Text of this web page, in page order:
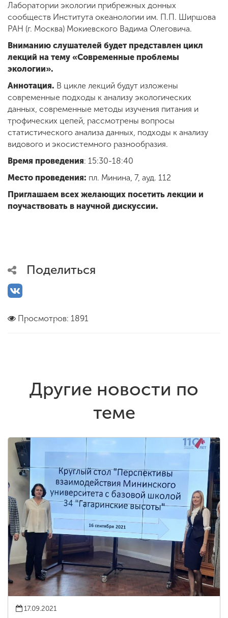
Приемная
комиссия
+7 (831) 262-26-20
Лаборатории экологии прибрежных донных
сообществ Института океанологии им. П.П. Ширшова
РАН (г. Москва) Мокиевского Вадима Олеговича.
Вниманию слушателей будет представлен цикл
лекций на тему «Современные проблемы
экологии».
Аннотация. В цикле лекций будут изложены
современные подходы к анализу экологических
данных, современные методы изучения питания и
трофических цепей, рассмотрены вопросы
статистического анализа данных, подходы к анализу
видового и экосистемного разнообразия.
Время проведения: 15:30-18:40
Место проведения: пл. Минина, 7, ауд. 112
Приглашаем всех желающих посетить лекции и
поучаствовать в научной дискуссии.
Поделиться
Просмотров: 1891
Другие новости по
теме
17.09.2021